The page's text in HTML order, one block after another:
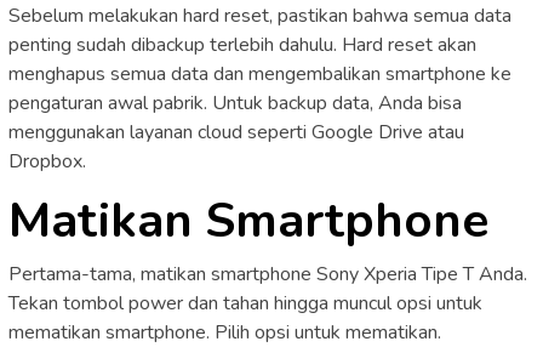
Sebelum melakukan hard reset, pastikan bahwa semua data
penting sudah dibackup terlebih dahulu. Hard reset akan
menghapus semua data dan mengembalikan smartphone ke
pengaturan awal pabrik. Untuk backup data, Anda bisa
menggunakan layanan cloud seperti Google Drive atau
Dropbox.
Matikan Smartphone
Pertama-tama, matikan smartphone Sony Xperia Tipe T Anda.
Tekan tombol power dan tahan hingga muncul opsi untuk
mematikan smartphone. Pilih opsi untuk mematikan.